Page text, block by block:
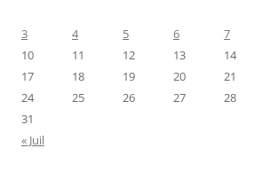
3
4 5 6 7
10
11 12 13 14
17
18 19 20 21
24
25 26 27 28
31
« Juil